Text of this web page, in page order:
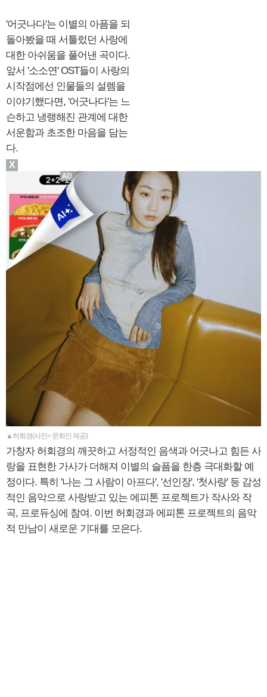
'어긋나다'는 이별의 아픔을 되
돌아봤을 때 서툴렀던 사랑에
대한 아쉬움을 풀어낸 곡이다.
앞서 '소소연' OST들이 사랑의
시작점에선 인물들의 설렘을
이야기했다면, '어긋나다'는 느
슨하고 냉랭해진 관계에 대한
서운함과 초조한 마음을 담는
다.
▲허회경(사진= 문화인 제공)
가창자 허회경의 깨끗하고 서정적인 음색과 어긋나고 힘든 사
랑을 표현한 가사가 더해져 이별의 슬픔을 한층 극대화할 예
정이다. 특히 '나는 그 사람이 아프다', '선인장', '첫사랑' 등 감성
적인 음악으로 사랑받고 있는 에피톤 프로젝트가 작사와 작
곡, 프로듀싱에 참여. 이번 허회경과 에피톤 프로젝트의 음악
적 만남이 새로운 기대를 모은다.
X